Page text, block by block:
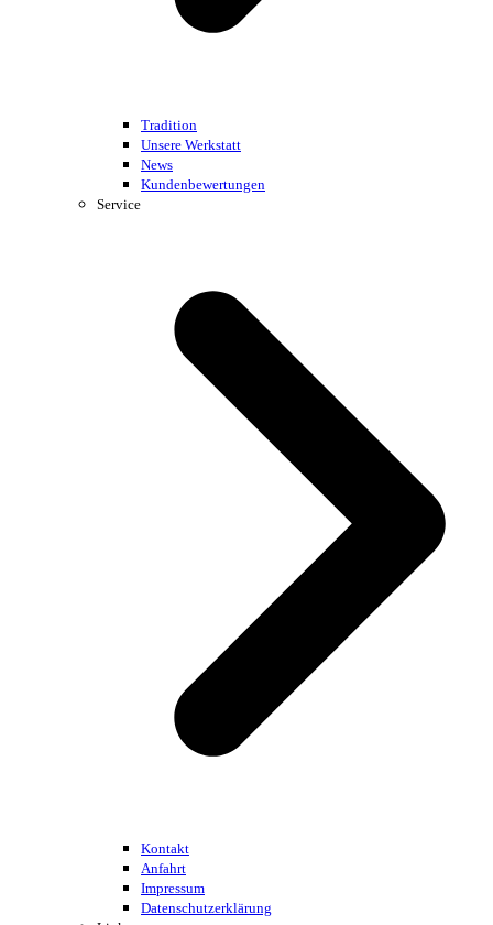
Tradition
Unsere Werkstatt
News
Kundenbewertungen
Service
Kontakt
Anfahrt
Impressum
Datenschutzerklärung